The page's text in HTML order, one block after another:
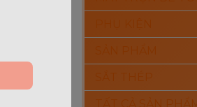
TẤT CẢ SẢN PHẨM